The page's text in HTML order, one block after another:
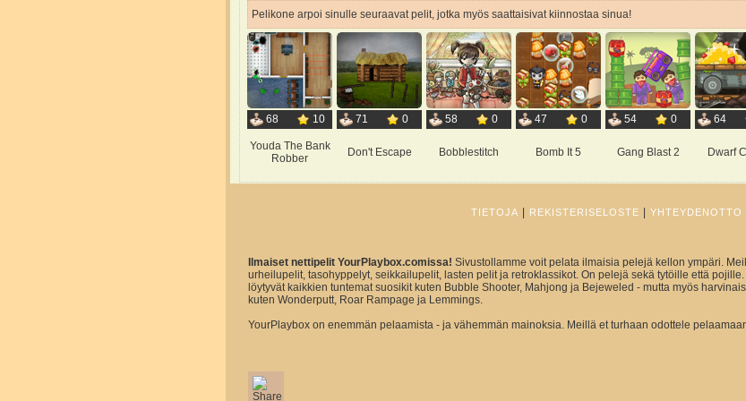
Pelikone arpoi sinulle seuraavat pelit, jotka myös saattaisivat kiinnostaa sinua!
68 10
Youda The Bank
Robber
71 0
Don't Escape
58 0
Bobblestitch
47 0
Bomb It 5
54 0
Gang Blast 2
64
Dwarf
TIETOJA REKISTERISELOSTE YHTEYDENOTTO
Ilmaiset nettipelit YourPlaybox.comissa! Sivustollamme voit pelata ilmaisia pelejä kellon ympäri.
urheilupelit, tasohyppelyt, seikkailupelit, lasten pelit ja retroklassikot. On pelejä sekä tytöille että
löytyvät kaikkien tuntemat suosikit kuten Bubble Shooter, Mahjong ja Bejeweled - mutta myös
kuten Wonderputt, Roar Rampage ja Lemmings.
YourPlaybox on enemmän pelaamista - ja vähemmän mainoksia. Meillä et turhaan odottele